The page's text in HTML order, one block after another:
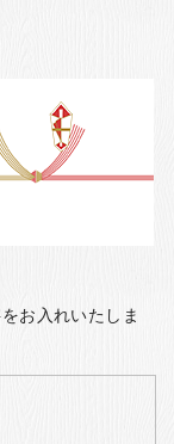
お入れいたしま